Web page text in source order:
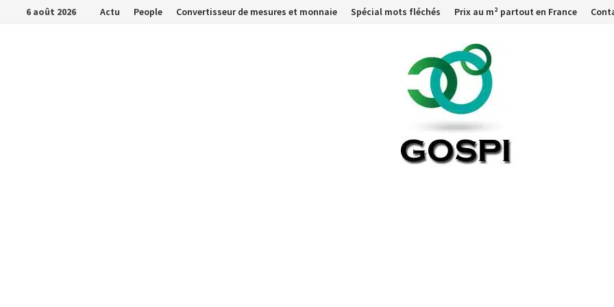
Passer6 août 2026 Actu People Convertisseur de mesures et monnaie Spécial mots fléchés Prix au m² partout en France